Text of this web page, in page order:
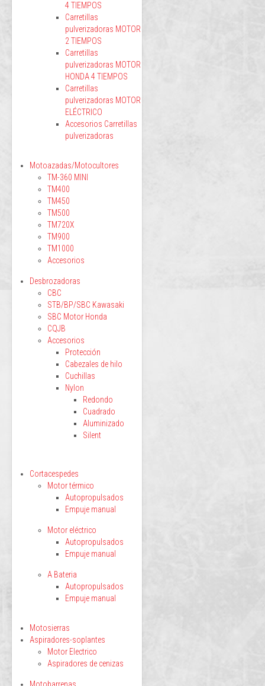
4 TIEMPOS
Carretillas
pulverizadoras MOTOR
2 TIEMPOS
Carretillas
pulverizadoras MOTOR
HONDA 4 TIEMPOS
Carretillas
pulverizadoras MOTOR
ELÉCTRICO
Accesorios Carretillas
pulverizadoras
Motoazadas/Motocultores
TM-360 MINI
TM400
TM450
TM500
TM720X
TM900
TM1000
Accesorios
Desbrozadoras
CBC
STB/BP/SBC Kawasaki
SBC Motor Honda
CQJB
Accesorios
Protección
Cabezales de hilo
Cuchillas
Nylon
Redondo
Cuadrado
Aluminizado
Silent
Cortacespedes
Motor térmico
Autopropulsados
Empuje manual
Motor eléctrico
Autopropulsados
Empuje manual
A Bateria
Autopropulsados
Empuje manual
Motosierras
Aspiradores-soplantes
Motor Electrico
Aspiradores de cenizas